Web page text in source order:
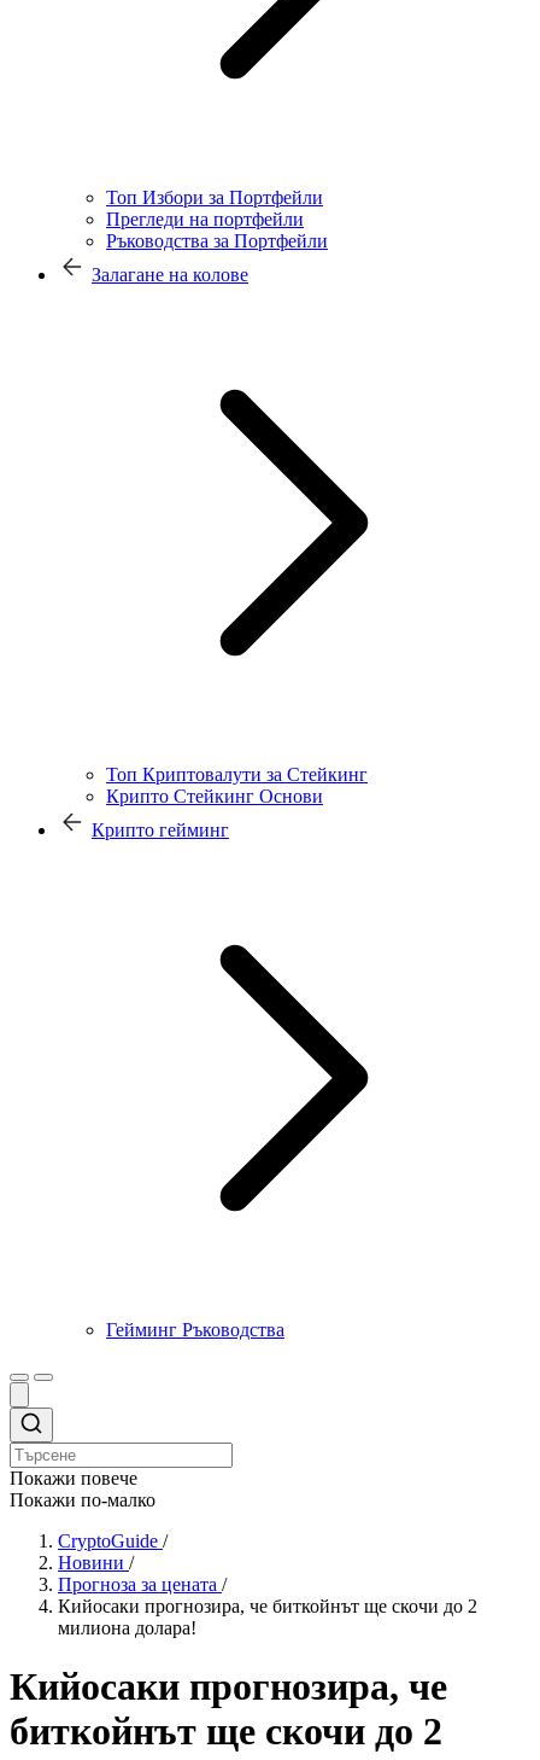
Топ Избори за Портфейли
Прегледи на портфейли
Ръководства за Портфейли
Залагане на колове
Топ Криптовалути за Стейкинг
Крипто Стейкинг Основи
Крипто гейминг
Гейминг Ръководства
Покажи повече
Покажи по-малко
CryptoGuide /
Новини /
Прогноза за цената /
Кийосаки прогнозира, че биткойнът ще скочи до 2
милиона долара!
Кийосаки прогнозира, че
биткойнът ще скочи до 2